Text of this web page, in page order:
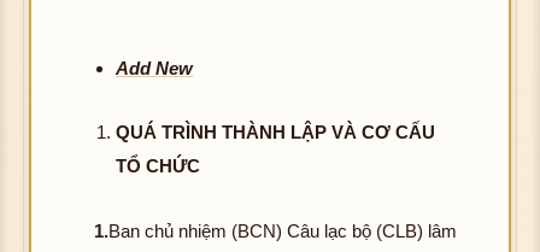
Add New
QUÁ TRÌNH THÀNH LẬP VÀ CƠ CẤU
TỔ CHỨC
1.Ban chủ nhiệm (BCN) Câu lạc bộ (CLB) lâm